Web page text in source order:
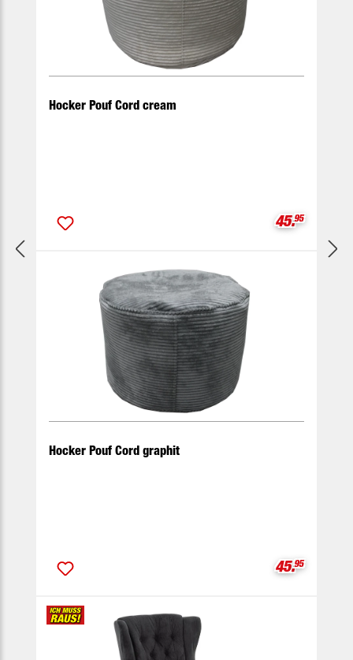
Hocker Pouf Cord cream
45.95
Hocker Pouf Cord graphit
45.95